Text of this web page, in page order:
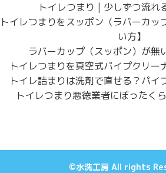
トイレつまり | 少しずつ流れ
トイレつまりをスッポン（ラバーカッ
い方】
ラバーカップ（スッポン）が無
トイレつまりを真空式パイプクリー
トイレ詰まりは洗剤で直せる？パイ
トイレつまり悪徳業者にぼったく
©水洗工房 All rights